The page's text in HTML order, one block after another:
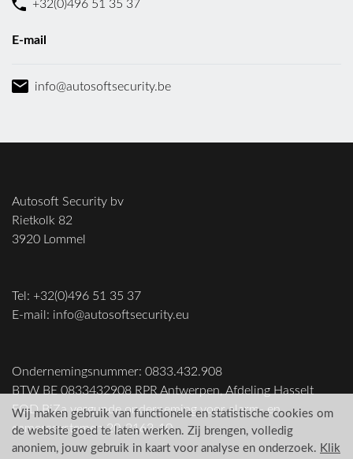
+32(0)496 51 35 37
E-mail
info@autosoftsecurity.be
Autosoft Security bv
Rietkolk 82
3920 Lommel
Tel: +32(0)496 51 35 37
E-mail: info@autosoftsecurity.eu
Ondernemingsnummer: 0833.432.908
BTW BE 0833432908 RPR Antwerpen, Afdeling Hasselt
FOD BiZa vergunde onderneming voor alarm- en
camerasystemen 20-2163-10
Wij maken gebruik van functionele en statistische cookies om
de website goed te laten werken. Zij brengen, volledig
anoniem, jouw gebruik in kaart voor analyse en onderzoek. Klik